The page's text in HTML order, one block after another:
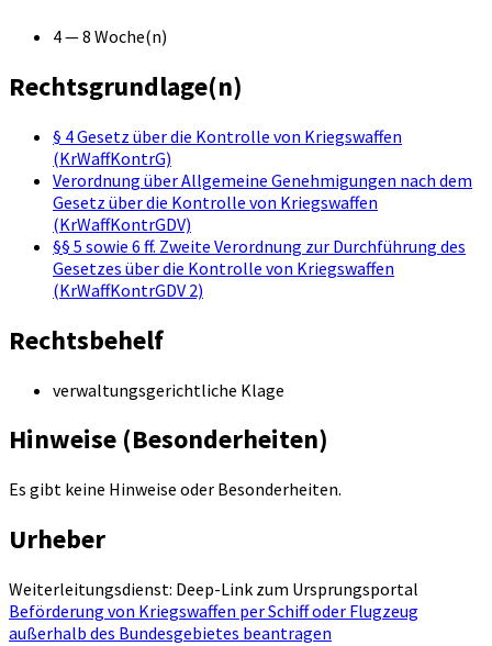
4 — 8 Woche(n)
Rechtsgrundlage(n)
§ 4 Gesetz über die Kontrolle von Kriegswaffen
(KrWaffKontrG)
Verordnung über Allgemeine Genehmigungen nach dem
Gesetz über die Kontrolle von Kriegswaffen
(KrWaffKontrGDV)
§§ 5 sowie 6 ff. Zweite Verordnung zur Durchführung des
Gesetzes über die Kontrolle von Kriegswaffen
(KrWaffKontrGDV 2)
Rechtsbehelf
verwaltungsgerichtliche Klage
Hinweise (Besonderheiten)
Es gibt keine Hinweise oder Besonderheiten.
Urheber
Weiterleitungsdienst: Deep-Link zum Ursprungsportal
Beförderung von Kriegswaffen per Schiff oder Flugzeug
außerhalb des Bundesgebietes beantragen